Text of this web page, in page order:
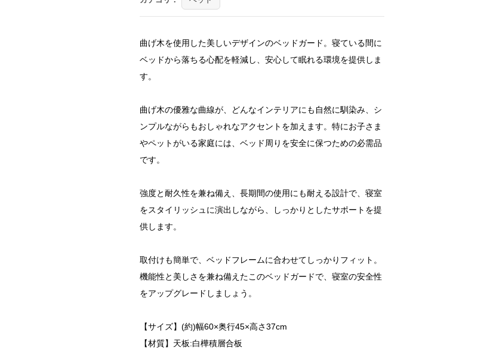
曲げ木を使用した美しいデザインのベッドガード。寝ている間に
ベッドから落ちる心配を軽減し、安心して眠れる環境を提供しま
す。
曲げ木の優雅な曲線が、どんなインテリアにも自然に馴染み、シ
ンプルながらもおしゃれなアクセントを加えます。特にお子さま
やペットがいる家庭には、ベッド周りを安全に保つための必需品
です。
強度と耐久性を兼ね備え、長期間の使用にも耐える設計で、寝室
をスタイリッシュに演出しながら、しっかりとしたサポートを提
供します。
取付けも簡単で、ベッドフレームに合わせてしっかりフィット。
機能性と美しさを兼ね備えたこのベッドガードで、寝室の安全性
をアップグレードしましょう。
【サイズ】(約)幅60×奥行45×高さ37cm
【材質】天板:白樺積層合板